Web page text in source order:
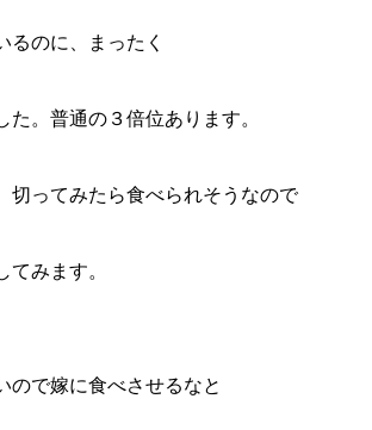
るのに、まったく
た。普通の３倍位あります。
切ってみたら食べられそうなので
てみます。
ので嫁に食べさせるなと